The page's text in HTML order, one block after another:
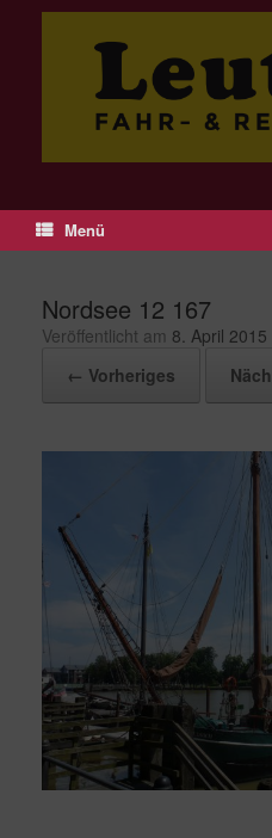
Menü
Nordsee 12 167
Veröffentlicht am 8. April 2015
← Vorheriges